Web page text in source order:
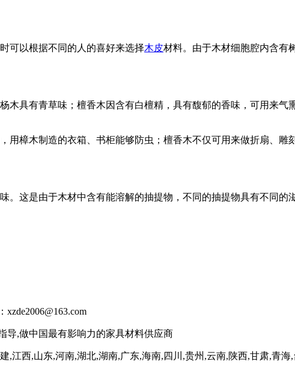
可以根据不同的人的喜好来选择木皮材料。由于木材细胞腔内含有
具有青草味；檀香木因含有白檀精，具有馥郁的香味，可用来气
樟木制造的衣箱、书柜能够防虫；檀香木不仅可用来做折扇、雕
这是由于木材中含有能溶解的抽提物，不同的抽提物具有不同的
导,做中国最有影响力的家具材料供应商
江西,山东,河南,湖北,湖南,广东,海南,四川,贵州,云南,陕西,甘肃,青海